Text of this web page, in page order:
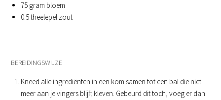
75 gram bloem
0.5 theelepel zout
BEREIDINGSWIJZE
Kneed alle ingrediënten in een kom samen tot een bal die niet
meer aan je vingers blijft kleven. Gebeurd dit toch, voeg er dan